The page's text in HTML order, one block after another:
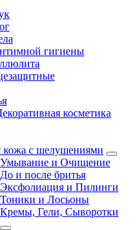
гигиены
косметика
кожа с шелушениями
Умывание и Очищение
До и после бритья
Эксфолиация и Пилинги
Тоники и Лосьоны
Кремы, Гели, Сыворотки